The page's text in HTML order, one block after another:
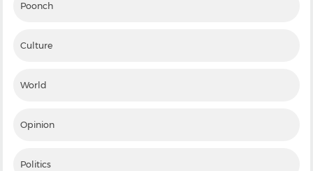
Poonch
Culture
World
Opinion
Politics